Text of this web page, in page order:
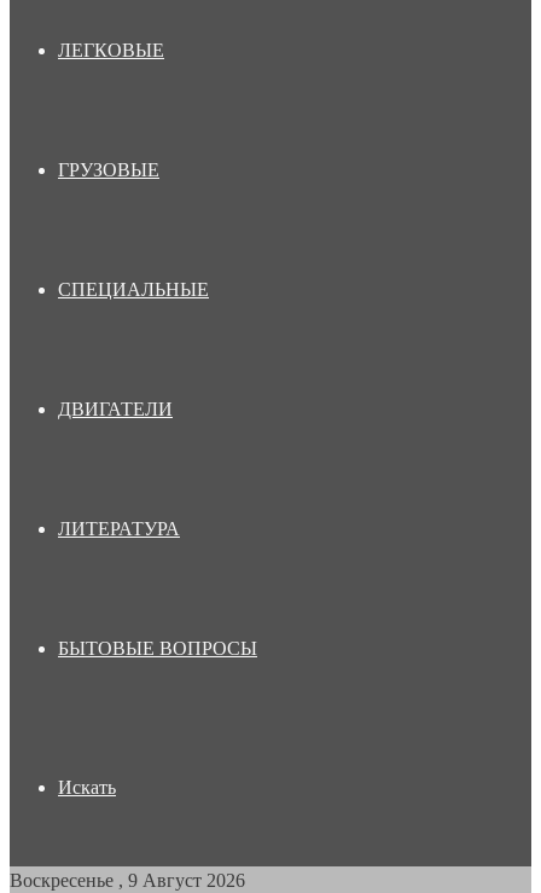
ЛЕГКОВЫЕ
ГРУЗОВЫЕ
СПЕЦИАЛЬНЫЕ
ДВИГАТЕЛИ
ЛИТЕРАТУРА
БЫТОВЫЕ ВОПРОСЫ
Искать
Воскресенье , 9 Август 2026